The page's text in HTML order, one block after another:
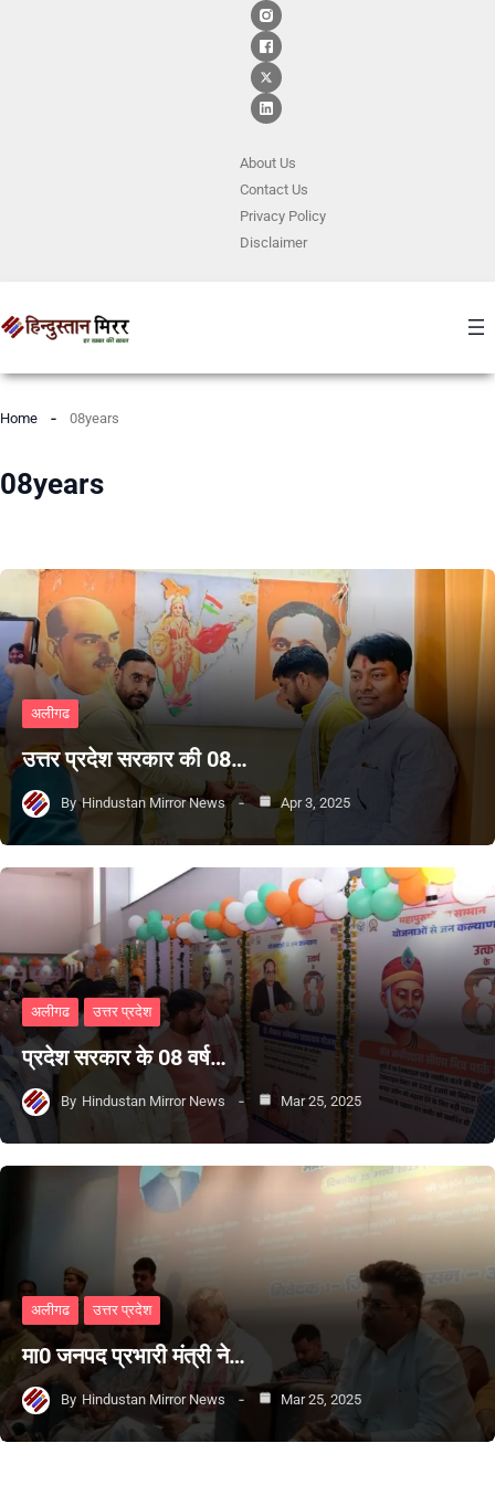
About Us
ContactUs
Privacy Policy
Disclaimer
Home 08years
08years
अलीगढ
उत्तर प्रदेश सरकार की 08…
By Hindustan Mirror News Apr 3, 2025
अलीगढ उत्तर प्रदेश
प्रदेश सरकार के 08 वर्ष…
By Hindustan Mirror News Mar 25, 2025
अलीगढ उत्तर प्रदेश
मा0 जनपद प्रभारी मंत्री ने…
By Hindustan Mirror News Mar 25, 2025